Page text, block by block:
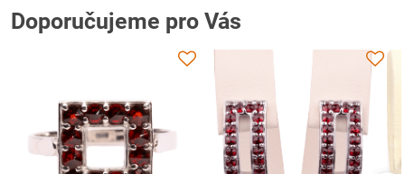
Doporučujeme pro Vás